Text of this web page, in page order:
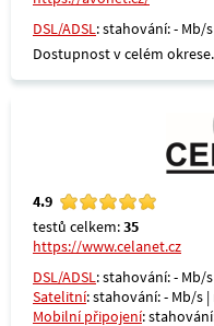
DSL/ADSL: stahování: - Mb/
Dostupnost v celém okrese.
4.9
testů celkem:35
https://www.celanet.cz
DSL/ADSL: stahování: - Mb/
Satelitní: stahování: - Mb/s
Mobilní připojení: